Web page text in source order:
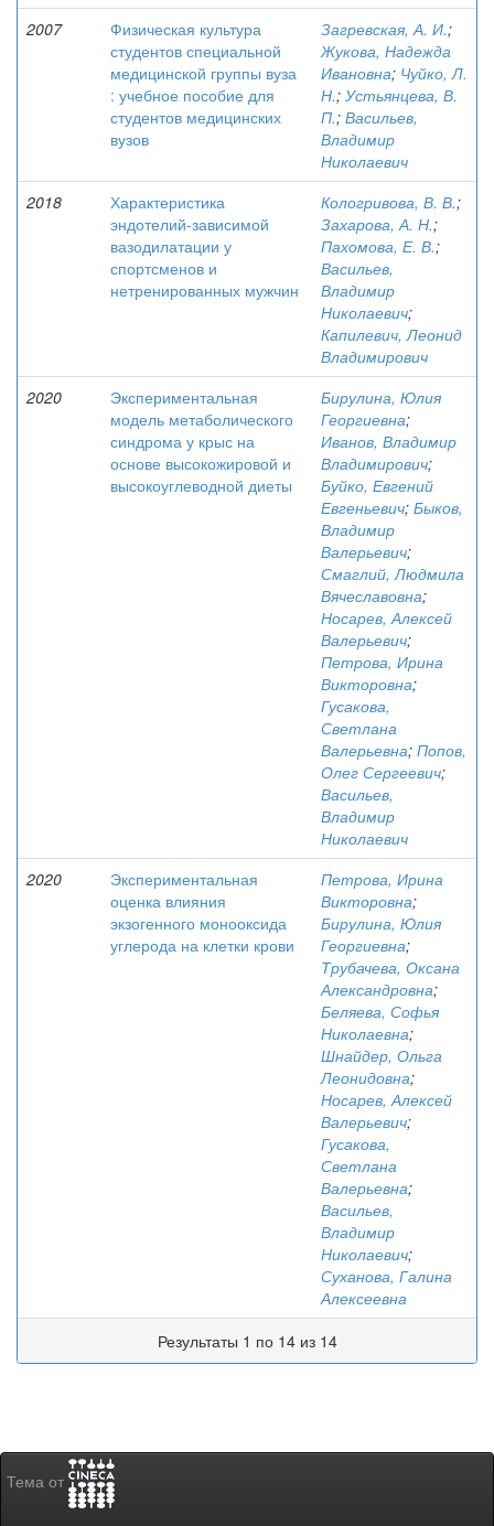
2007
Физическая культура
студентов специальной
медицинской группы вуза
: учебное пособие для
студентов медицинских
вузов
Загревская, А. И.;
Жукова, Надежда
Ивановна; Чуйко, Л.
Н.; Устьянцева, В.
П.; Васильев,
Владимир
Николаевич
2018
Характеристика
эндотелий-зависимой
вазодилатации у
спортсменов и
нетренированных мужчин
Кологривова, В. В.;
Захарова, А. Н.;
Пахомова, Е. В.;
Васильев,
Владимир
Николаевич;
Капилевич, Леонид
Владимирович
2020
Экспериментальная
модель метаболического
синдрома у крыс на
основе высокожировой и
высокоуглеводной диеты
Бирулина, Юлия
Георгиевна;
Иванов, Владимир
Владимирович;
Буйко, Евгений
Евгеньевич; Быков,
Владимир
Валерьевич;
Смаглий, Людмила
Вячеславовна;
Носарев, Алексей
Валерьевич;
Петрова, Ирина
Викторовна;
Гусакова,
Светлана
Валерьевна; Попов,
Олег Сергеевич;
Васильев,
Владимир
Николаевич
2020
Экспериментальная
оценка влияния
экзогенного монооксида
углерода на клетки крови
Петрова, Ирина
Викторовна;
Бирулина, Юлия
Георгиевна;
Трубачева, Оксана
Александровна;
Беляева, Софья
Николаевна;
Шнайдер, Ольга
Леонидовна;
Носарев, Алексей
Валерьевич;
Гусакова,
Светлана
Валерьевна;
Васильев,
Владимир
Николаевич;
Суханова, Галина
Алексеевна
Результаты 1 по 14 из 14
Тема от